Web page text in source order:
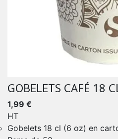
GOBELETS CAFÉ 18
1,99 €
HT
Gobelets 18 cl (6 oz) en